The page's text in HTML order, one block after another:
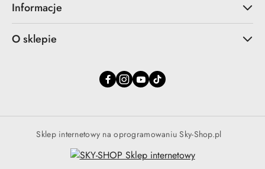
Informacje
O sklepie
Sklep internetowy na oprogramowaniu Sky-Shop.pl